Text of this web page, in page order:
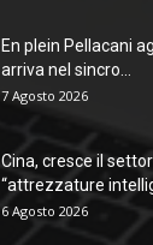
En plein Pellacani
arriva nel sincro...
7 Agosto 2026
Cina, cresce il
“attrezzature
6 Agosto 2026